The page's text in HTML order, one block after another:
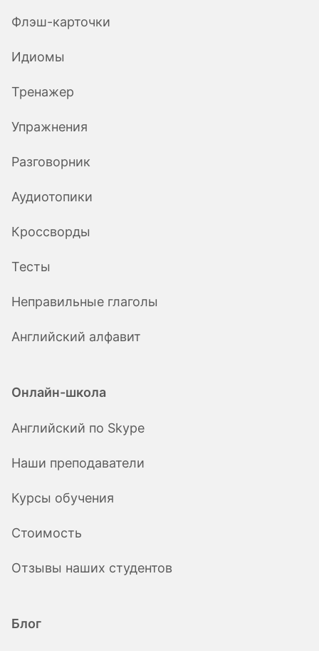
Флэш-карточки
Идиомы
Тренажер
Упражнения
Разговорник
Аудиотопики
Кроссворды
Тесты
Неправильные глаголы
Английский алфавит
Онлайн-школа
Английский по Skype
Наши преподаватели
Курсы обучения
Стоимость
Отзывы наших студентов
Блог